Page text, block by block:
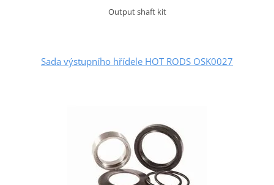
Output shaft kit
Sada výstupního hřídele HOT RODS OSK0027